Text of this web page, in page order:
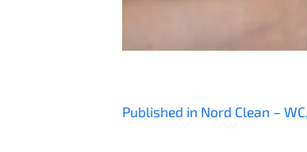
Artikkelien
Published in Nord Clean –